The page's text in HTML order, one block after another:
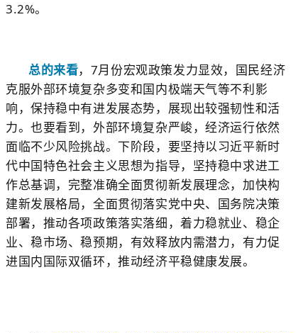
3.2%。
总的来看， 7月份宏观政策发力显效，国民经济
克服外部环境复杂多变和国内极端天气等不利影
响，保持稳中有进发展态势，展现出较强韧性和活
力。也要看到，外部环境复杂严峻，经济运行依然
面临不少风险挑战。下阶段，要坚持以习近平新时
代中国特色社会主义思想为指导，坚持稳中求进工
作总基调，完整准确全面贯彻新发展理念，加快构
建新发展格局，全面贯彻落实党中央、国务院决策
部署，推动各项政策落实落细，着力稳就业、稳企
业、稳市场、稳预期，有效释放内需潜力，有力促
进国内国际双循环，推动经济平稳健康发展。